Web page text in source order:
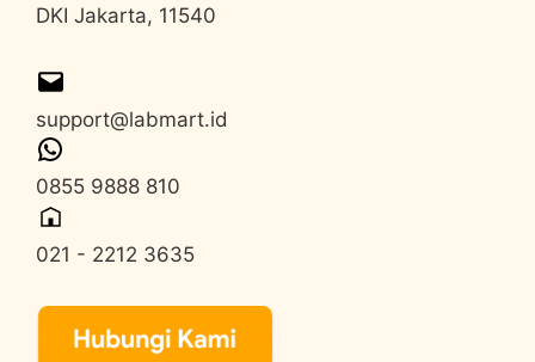
DKI Jakarta, 11540
support@labmart.id
0855 9888 810
021 - 2212 3635